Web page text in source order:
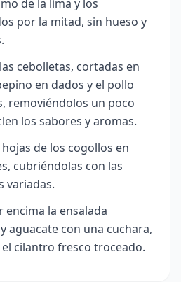
de la lima y los
por la mitad, sin hueso y
cebolletas, cortadas en
en dados y el pollo
removiéndolos un poco
los sabores y aromas.
de los cogollos en
cubriéndolas con las
variadas.
la ensalada
aguacate con una cuchara,
cilantro fresco troceado.